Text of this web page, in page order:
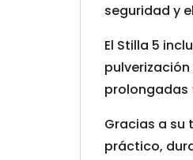
seguridad y
El Stilla 5
prolongadas
Gracias a su
práctico,